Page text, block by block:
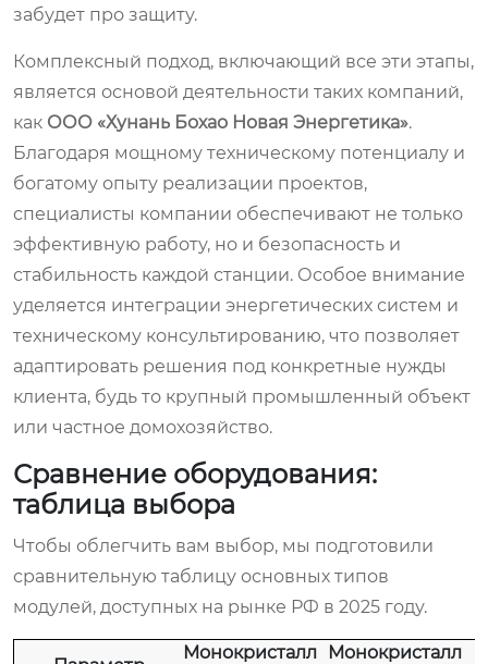
забудет про защиту.
Комплексный подход, включающий все эти этапы,
является основой деятельности таких компаний,
как ООО «Хунань Бохао Новая Энергетика».
Благодаря мощному техническому потенциалу и
богатому опыту реализации проектов,
специалисты компании обеспечивают не только
эффективную работу, но и безопасность и
стабильность каждой станции. Особое внимание
уделяется интеграции энергетических систем и
техническому консультированию, что позволяет
адаптировать решения под конкретные нужды
клиента, будь то крупный промышленный объект
или частное домохозяйство.
Сравнение оборудования:
таблица выбора
Чтобы облегчить вам выбор, мы подготовили
сравнительную таблицу основных типов
модулей, доступных на рынке РФ в 2025 году.
Монокристалл
Монокристалл